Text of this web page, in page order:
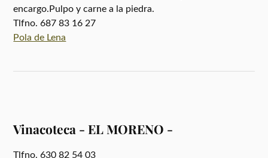
encargo.Pulpo y carne a la piedra.
Tlfno. 687 83 16 27
Pola de Lena
Vinacoteca - EL MORENO -
Tlfno. 630 82 54 03